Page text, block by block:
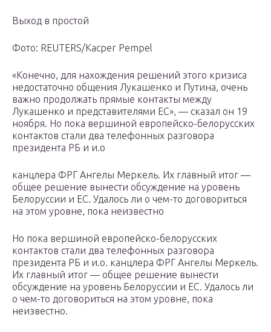
Выход в простой
Фото: REUTERS/Kacper Pempel
«Конечно, для нахождения решений этого кризиса
недостаточно общения Лукашенко и Путина, очень
важно продолжать прямые контакты между
Лукашенко и представителями ЕС», — сказал он 19
ноября. Но пока вершиной европейско-белорусских
контактов стали два телефонных разговора
президента РБ и и.о
канцлера ФРГ Ангелы Меркель. Их главный итог —
общее решение вынести обсуждение на уровень
Белоруссии и ЕС. Удалось ли о чем-то договориться
на этом уровне, пока неизвестно
Но пока вершиной европейско-белорусских
контактов стали два телефонных разговора
президента РБ и и.о. канцлера ФРГ Ангелы Меркель.
Их главный итог — общее решение вынести
обсуждение на уровень Белоруссии и ЕС. Удалось ли
о чем-то договориться на этом уровне, пока
неизвестно.